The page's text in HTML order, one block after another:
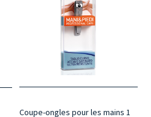
Coupe-ongles pour les mains 1